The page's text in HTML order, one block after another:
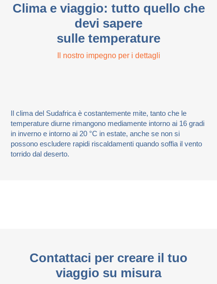
Clima e viaggio: tutto quello che
devi sapere
sulle temperature
Il nostro impegno per i dettagli
Il clima del Sudafrica è costantemente mite, tanto che le
temperature diurne rimangono mediamente intorno ai 16 gradi
in inverno e intorno ai 20 °C in estate, anche se non si
possono escludere rapidi riscaldamenti quando soffia il vento
torrido dal deserto.
Contattaci per creare il tuo
viaggio su misura